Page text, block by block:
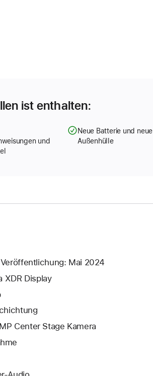
ist enthalten:
und
Neue Batterie und neue
Außenhülle
Mai 2024
XDR Display
Center Stage Kamera